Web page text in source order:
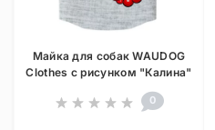
Майка для собак WAUDOG
Clothes с рисунком "Калина"
0